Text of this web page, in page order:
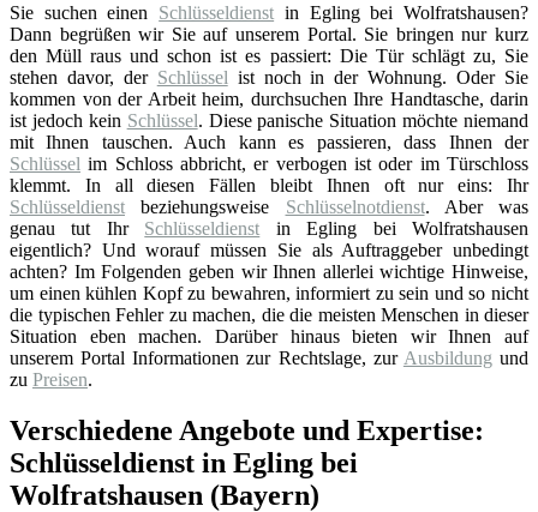
Sie suchen einen Schlüsseldienst in Egling bei Wolfratshausen?
Dann begrüßen wir Sie auf unserem Portal. Sie bringen nur kurz
den Müll raus und schon ist es passiert: Die Tür schlägt zu, Sie
stehen davor, der Schlüssel ist noch in der Wohnung. Oder Sie
kommen von der Arbeit heim, durchsuchen Ihre Handtasche, darin
ist jedoch kein Schlüssel. Diese panische Situation möchte niemand
mit Ihnen tauschen. Auch kann es passieren, dass Ihnen der
Schlüssel im Schloss abbricht, er verbogen ist oder im Türschloss
klemmt. In all diesen Fällen bleibt Ihnen oft nur eins: Ihr
Schlüsseldienst beziehungsweise Schlüsselnotdienst. Aber was
genau tut Ihr Schlüsseldienst in Egling bei Wolfratshausen
eigentlich? Und worauf müssen Sie als Auftraggeber unbedingt
achten? Im Folgenden geben wir Ihnen allerlei wichtige Hinweise,
um einen kühlen Kopf zu bewahren, informiert zu sein und so nicht
die typischen Fehler zu machen, die die meisten Menschen in dieser
Situation eben machen. Darüber hinaus bieten wir Ihnen auf
unserem Portal Informationen zur Rechtslage, zur Ausbildung und
zu Preisen.
Verschiedene Angebote und Expertise:
Schlüsseldienst in Egling bei
Wolfratshausen (Bayern)